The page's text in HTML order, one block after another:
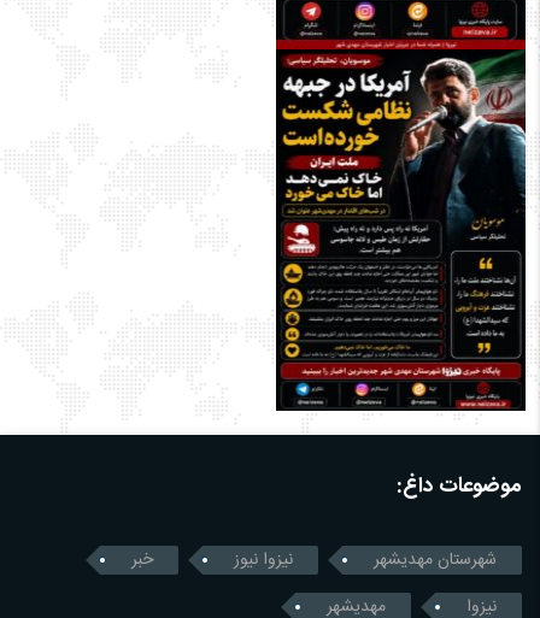
موضوعات داغ:
شهرستان مهدیشهر نیزوا نیوز
خبر
نیزوا
مهدیشهر